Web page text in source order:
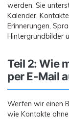
werden. Sie
Kalender,
Erinnerungen,
Hintergrundbilder
Teil 2: Wie
per E-Mail
Werfen wir einen
wie Kontakte